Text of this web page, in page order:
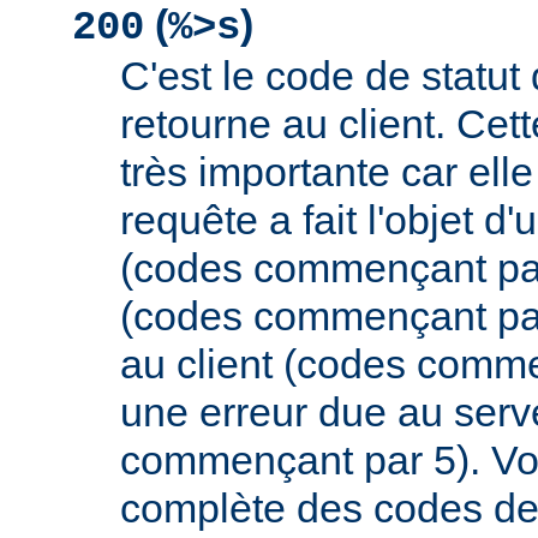
200 (%>s)
C'est le code de statut
retourne au client.
très importante car
requête a fait l'objet
(codes commençant
(codes commençant
au client (codes
une erreur due au
commençant par 5).
complète des codes